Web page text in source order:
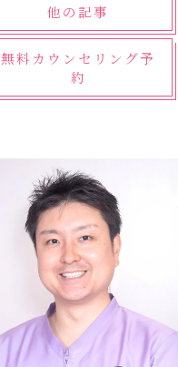
他の記事
無料カウンセリング予
約